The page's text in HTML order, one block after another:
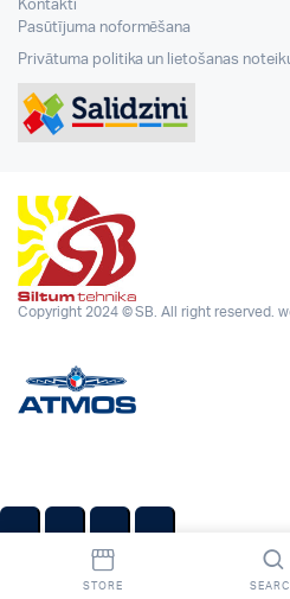
Kontakti
Pasūtījuma noformēšana
Privātuma politika un lietošanas
Copyright 2024 © SB. All right reserved.
STORE